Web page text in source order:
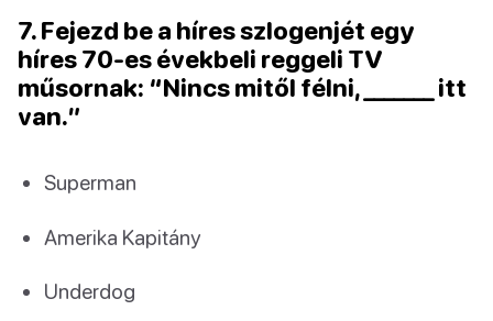
7. Fejezd be a híres szlogenjét egy
híres 70-es évekbeli reggeli TV
műsornak: “Nincs mitől félni, _______ itt
van.”
Superman
Amerika Kapitány
Underdog